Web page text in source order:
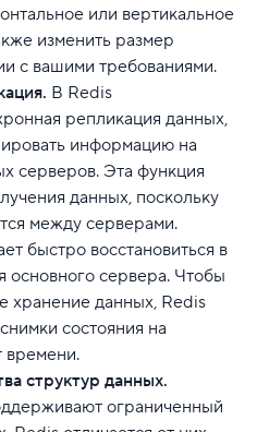
или вертикальное
изменить размер
с вашими требованиями.
В Redis
репликация данных,
информацию на
серверов. Эта функция
данных, поскольку
между серверами.
быстро восстановиться в
основного сервера. Чтобы
хранение данных, Redis
состояния на
времени.
структур данных.
ограниченный